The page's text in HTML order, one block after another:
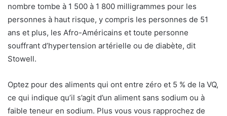
nombre tombe à 1 500 à 1 800 milligrammes pour les
personnes à haut risque, y compris les personnes de 51
ans et plus, les Afro-Américains et toute personne
souffrant d’hypertension artérielle ou de diabète, dit
Stowell.
Optez pour des aliments qui ont entre zéro et 5 % de la VQ,
ce qui indique qu’il s’agit d’un aliment sans sodium ou à
faible teneur en sodium. Plus vous vous rapprochez de